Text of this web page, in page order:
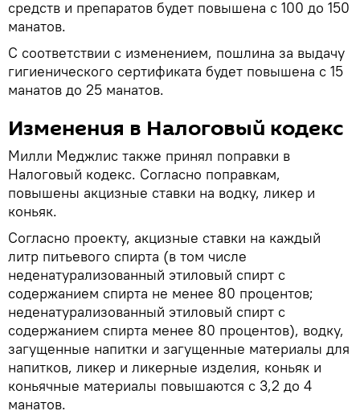
средств и препаратов будет повышена с 100 до 150
манатов.
С соответствии с изменением, пошлина за выдачу
гигиенического сертификата будет повышена с 15
манатов до 25 манатов.
Изменения в Налоговый кодекс
Милли Меджлис также принял поправки в
Налоговый кодекс. Согласно поправкам,
повышены акцизные ставки на водку, ликер и
коньяк.
Согласно проекту, акцизные ставки на каждый
литр питьевого спирта (в том числе
неденатурализованный этиловый спирт с
содержанием спирта не менее 80 процентов;
неденатурализованный этиловый спирт с
содержанием спирта менее 80 процентов), водку,
загущенные напитки и загущенные материалы для
напитков, ликер и ликерные изделия, коньяк и
коньячные материалы повышаются с 3,2 до 4
манатов.